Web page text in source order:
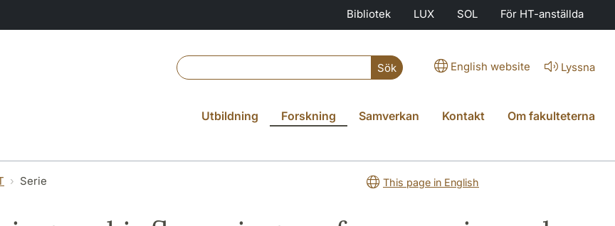
Bibliotek LUX SOL För HT-anställda
Sök English website Lyssna
Utbildning Forskning Samverkan Kontakt Om fakulteterna
Serie This page in English